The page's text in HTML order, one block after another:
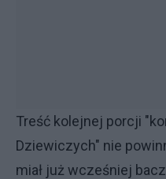
Treść kolejnej porcji
Dziewiczych" nie
miał już wcześniej